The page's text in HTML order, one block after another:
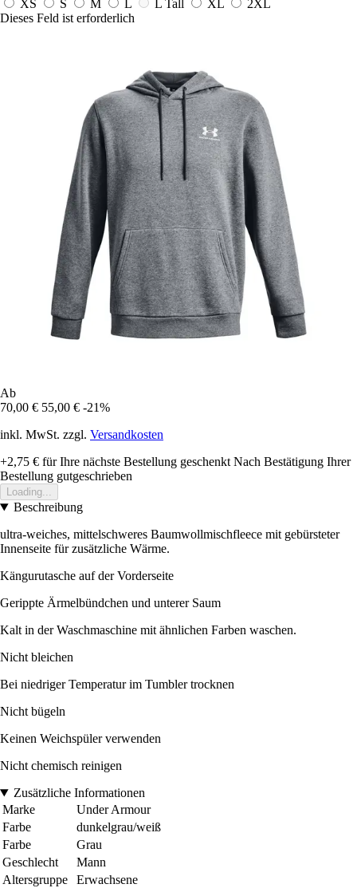
XS S M L L Tall XL
2XL
Dieses Feld ist erforderlich
Ab
70,00 € 55,00 € -21%
inkl. MwSt. zzgl. Versandkosten
+2,75 € für Ihre nächste Bestellung geschenkt Nach Bestätigung Ihrer
Bestellung gutgeschrieben
Loading...
Beschreibung
ultra-weiches, mittelschweres Baumwollmischfleece mit gebürsteter
Innenseite für zusätzliche Wärme.
Kängurutasche auf der Vorderseite
Gerippte Ärmelbündchen und unterer Saum
Kalt in der Waschmaschine mit ähnlichen Farben waschen.
Nicht bleichen
Bei niedriger Temperatur im Tumbler trocknen
Nicht bügeln
Keinen Weichspüler verwenden
Nicht chemisch reinigen
Zusätzliche Informationen
Marke
Under Armour
Farbe
dunkelgrau/weiß
Farbe
Grau
Geschlecht
Mann
Altersgruppe
Erwachsene